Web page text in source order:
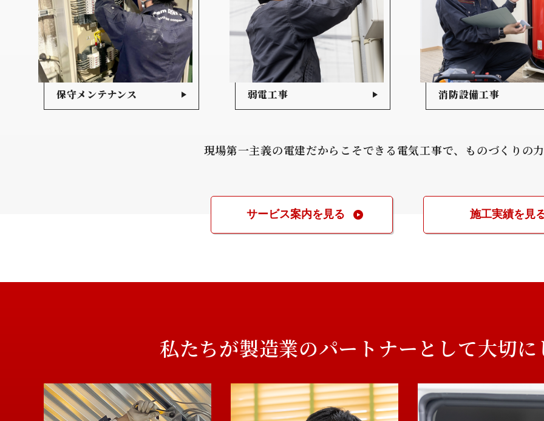
保守メンテナンス 弱電工事 消防設備工事
現場第一主義の電建だからこそできる電気工事で、ものづくりの
サービス案内を見る 施工実績を見
私たちが製造業のパートナーとして大切